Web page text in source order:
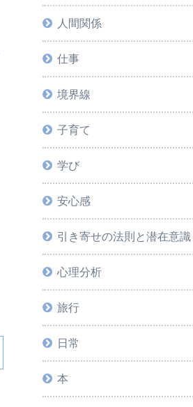
人間関係
仕事
境界線
子育て
学び
安心感
引き寄せの法則と潜在意識
心理分析
旅行
日常
本